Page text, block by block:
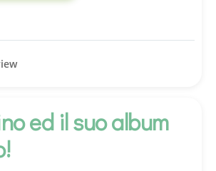
ed il suo album